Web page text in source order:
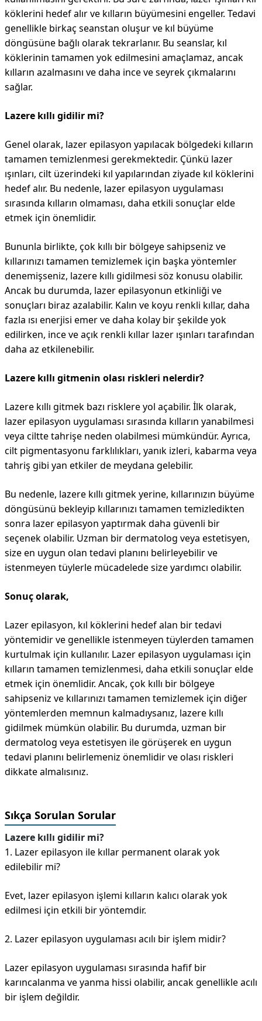
köklerini hedef alır ve kılların büyümesini engeller. Tedavi
genellikle birkaç seanstan oluşur ve kıl büyüme
döngüsüne bağlı olarak tekrarlanır. Bu seanslar, kıl
köklerinin tamamen yok edilmesini amaçlamaz, ancak
kılların azalmasını ve daha ince ve seyrek çıkmalarını
sağlar.
Lazere kıllı gidilir mi?
Genel olarak, lazer epilasyon yapılacak bölgedeki kılların
tamamen temizlenmesi gerekmektedir. Çünkü lazer
ışınları, cilt üzerindeki kıl yapılarından ziyade kıl köklerini
hedef alır. Bu nedenle, lazer epilasyon uygulaması
sırasında kılların olmaması, daha etkili sonuçlar elde
etmek için önemlidir.
Bununla birlikte, çok kıllı bir bölgeye sahipseniz ve
kıllarınızı tamamen temizlemek için başka yöntemler
denemişseniz, lazere kıllı gidilmesi söz konusu olabilir.
Ancak bu durumda, lazer epilasyonun etkinliği ve
sonuçları biraz azalabilir. Kalın ve koyu renkli kıllar, daha
fazla ısı enerjisi emer ve daha kolay bir şekilde yok
edilirken, ince ve açık renkli kıllar lazer ışınları tarafından
daha az etkilenebilir.
Lazere kıllı gitmenin olası riskleri nelerdir?
Lazere kıllı gitmek bazı risklere yol açabilir. İlk olarak,
lazer epilasyon uygulaması sırasında kılların yanabilmesi
veya ciltte tahrişe neden olabilmesi mümkündür. Ayrıca,
cilt pigmentasyonu farklılıkları, yanık izleri, kabarma veya
tahriş gibi yan etkiler de meydana gelebilir.
Bu nedenle, lazere kıllı gitmek yerine, kıllarınızın büyüme
döngüsünü bekleyip kıllarınızı tamamen temizledikten
sonra lazer epilasyon yaptırmak daha güvenli bir
seçenek olabilir. Uzman bir dermatolog veya estetisyen,
size en uygun olan tedavi planını belirleyebilir ve
istenmeyen tüylerle mücadelede size yardımcı olabilir.
Sonuç olarak,
Lazer epilasyon, kıl köklerini hedef alan bir tedavi
yöntemidir ve genellikle istenmeyen tüylerden tamamen
kurtulmak için kullanılır. Lazer epilasyon uygulaması için
kılların tamamen temizlenmesi, daha etkili sonuçlar elde
etmek için önemlidir. Ancak, çok kıllı bir bölgeye
sahipseniz ve kıllarınızı tamamen temizlemek için diğer
yöntemlerden memnun kalmadıysanız, lazere kıllı
gidilmek mümkün olabilir. Bu durumda, uzman bir
dermatolog veya estetisyen ile görüşerek en uygun
tedavi planını belirlemeniz önemlidir ve olası riskleri
dikkate almalısınız.
Sıkça Sorulan Sorular
Lazere kıllı gidilir mi?
1. Lazer epilasyon ile kıllar permanent olarak yok
edilebilir mi?
Evet, lazer epilasyon işlemi kılların kalıcı olarak yok
edilmesi için etkili bir yöntemdir.
2. Lazer epilasyon uygulaması acılı bir işlem midir?
Lazer epilasyon uygulaması sırasında hafif bir
karıncalanma ve yanma hissi olabilir, ancak genellikle acılı
bir işlem değildir.